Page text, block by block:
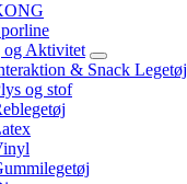
og Aktivitet
& Snack Legetøj
og stof